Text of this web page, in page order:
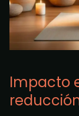
Impacto